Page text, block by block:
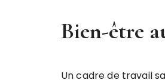
Bien-être
Un cadre de travail